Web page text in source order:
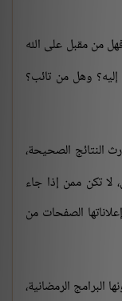
من مقبل على الله
وهل من تائب؟
النتائج الصحيحة،
لا تكن ممن إذا جاء
الصفحات من
البرامج الرمضانية،